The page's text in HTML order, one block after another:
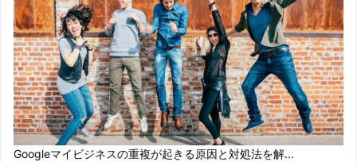
Googleマイビジネスの重複が起きる原因と対処法を解...